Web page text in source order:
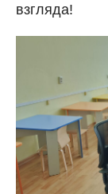
взгляда!